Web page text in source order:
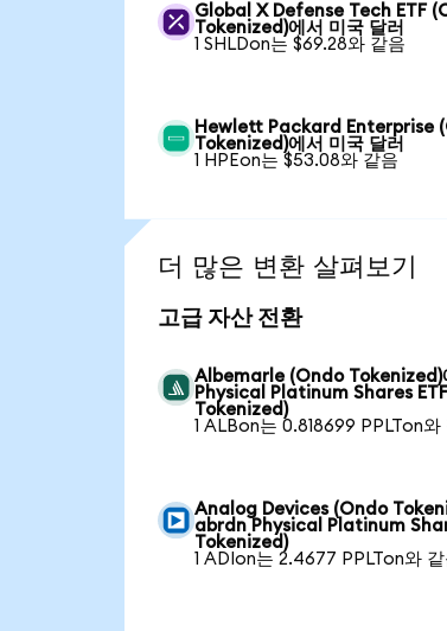
Global X Defense Tech ETF
Tokenized)에서 미국 달러
1 SHLDon는 $69.28와 같음
Hewlett Packard Enterprise
Tokenized)에서 미국 달러
1 HPEon는 $53.08와 같음
더 많은 변환 살펴보기
고급 자산 전환
Albemarle (Ondo Tokenized)
Physical Platinum Shares
Tokenized)
1 ALBon는 0.818699 PPLTon와
Analog Devices (Ondo
abrdn Physical Platinum
Tokenized)
1 ADIon는 2.4677 PPLTon와 같